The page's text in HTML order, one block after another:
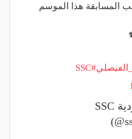
المسابقة هذا الموسم
#SSC
— شركة الرياضة السعودية SSC